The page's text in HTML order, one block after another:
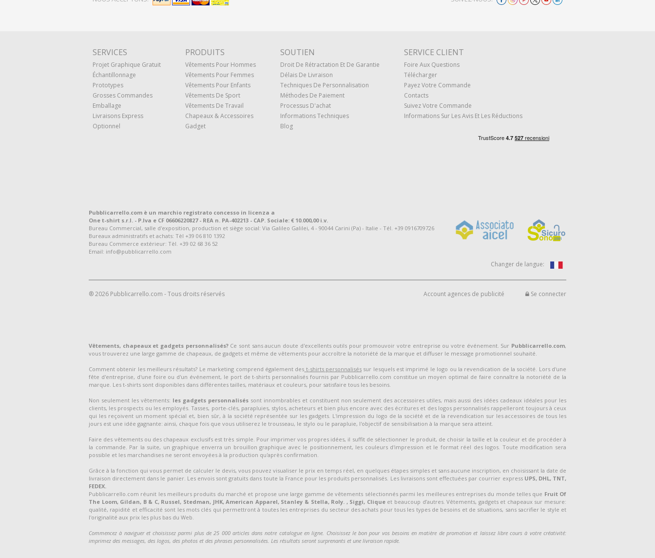
SERVICES
Projet Graphique Gratuit
Échantillonnage
Prototypes
Grosses Commandes
Emballage
Livraisons Express
Optionnel
PRODUITS
Vêtements Pour Hommes
Vêtements Pour Femmes
Vêtements Pour Enfants
Vêtements De Sport
Vêtements De Travail
Chapeaux & Accessoires
Gadget
SOUTIEN
Droit De Rétractation Et De Garantie
Délais De Livraison
Techniques De Personnalisation
Méthodes De Paiement
Processus D'achat
Informations Techniques
Blog
SERVICE CLIENT
Foire Aux Questions
Télécharger
Payez Votre Commande
Contacts
Suivez Votre Commande
Informations Sur Les Avis Et Les Réductions
Pubblicarrello.com è un marchio registrato concesso in licenza a
One t-shirt s.r.l. - P.Iva e CF 06606220827 - REA n. PA-402213 - CAP. Sociale: € 10.000,00 i.v.
Bureau Commercial, salle d'exposition, production et siège social: Via Galileo Galilei, 4 - 90044 Carini (Pa) - Italie - Tél. +39 0916709726
Bureaux administratifs et achats: Tèl +39 06 810 1392
Bureau Commerce extérieur: Tèl. +39 02 68 36 52
Email: info@pubblicarrello.com
Changer de langue:
® 2026 Pubblicarrello.com - Tous droits réservés Account agences de publicité Se connecter
Vêtements, chapeaux et gadgets personnalisés?Ce sont sans aucun doute d'excellents outils pour promouvoir votre entreprise ou votre événement. Sur Pubblicarrello.com,
vous trouverez une large gamme de chapeaux, de gadgets et même de vêtements pour accroître la notoriété de la marque et diffuser le message promotionnel souhaité.
Comment obtenir les meilleurs résultats? Le marketing comprend également des t-shirts personnaliséssur lesquels est imprimé le logo ou la revendication de la société. Lors d'une
fête d'entreprise, d'une foire ou d'un événement, le port de t-shirts personnalisés fournis par Pubblicarrello.com constitue un moyen optimal de faire connaître la notoriété de la
marque. Les t-shirts sont disponibles dans différentes tailles, matériaux et couleurs, pour satisfaire tous les besoins.
Non seulement les vêtements: les gadgets personnaliséssont innombrables et constituent non seulement des accessoires utiles, mais aussi des idées cadeaux idéales pour les
clients, les prospects ou les employés. Tasses, porte-clés, parapluies, stylos, acheteurs et bien plus encore avec des écritures et des logos personnalisés rappelleront toujours à ceux
qui les reçoivent un moment spécial et, bien sûr, à la société représentée sur les gadgets. L'impression du logo de la société et de la revendication sur les accessoires de tous les
jours est une idée gagnante: ainsi, chaque fois que vous utiliserez le trousseau, le stylo ou le parapluie, l'objectif de sensibilisation à la marque sera atteint.
Faire des vêtements ou des chapeaux exclusifs est très simple. Pour imprimer vos propres idées, il suffit de sélectionner le produit, de choisir la taille et la couleur et de procéder à
la commande. Par la suite, un graphique enverra un brouillon graphique avec le positionnement, les couleurs d'impression et le format réel des logos. Toute modification sera
possible et les marchandises ne seront envoyées à la production qu'après confirmation.
Grâce à la fonction qui vous permet de calculer le devis, vous pouvez visualiser le prix en temps réel, en quelques étapes simples et sans aucune inscription, en choisissant la date de
livraison directement dans le panier. Les envois sont gratuits dans toute la France pour les produits personnalisés. Les livraisons sont effectuées par courrier express UPS, DHL, TNT,
FEDEX.
Pubblicarrello.com réunit les meilleurs produits du marché et propose une large gamme de vêtements sélectionnés parmi les meilleures entreprises du monde telles que Fruit Of
The Loom, Gildan, B & C, Russel, Stedman, JHK, American Apparel, Stanley & Stella, Roly. , Siggi, Cliqueet beaucoup d’autres. Vêtements, gadgets et chapeaux sur mesure:
qualité, rapidité et efficacité sont les mots clés qui permettront à toutes les entreprises du secteur des achats pour tous les types de besoins et de situations, sans sacrifier le style et
l'originalité aux prix les plus bas du Web.
Commencez à naviguer et choisissez parmi plus de 25 000 articles dans notre catalogue en ligne. Choisissez le bon pour vos besoins en matière de promotion et laissez libre cours à votre créativité:
imprimez des messages, des logos, des photos et des phrases personnalisées. Les résultats seront surprenants et une livraison rapide.